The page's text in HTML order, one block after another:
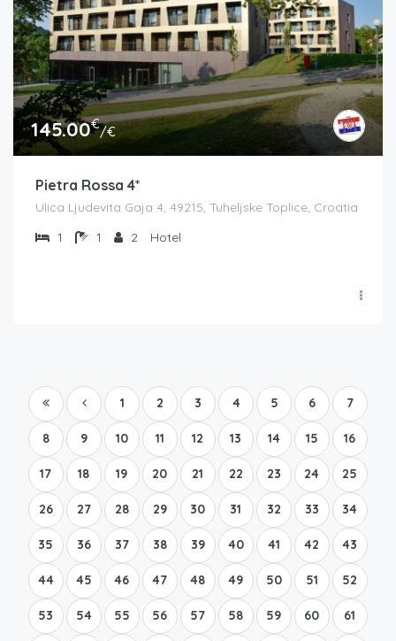
145.00€/€
Pietra Rossa 4*
Ulica Ljudevita Gaja 4, 49215, Tuheljske Toplice, Croatia
1
1 2 Hotel
1 2 3 4 5 6 7
8 9 10 11 12 13 14 15 16
17 18 19 20 21 22 23 24 25
26 27 28 29 30 31 32 33 34
35 36 37 38 39 40 41 42 43
44 45 46 47 48 49 50 51 52
53 54 55 56 57 58 59 60 61